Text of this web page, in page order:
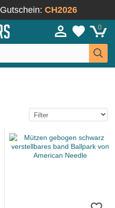
Gutschein: CH2026
0